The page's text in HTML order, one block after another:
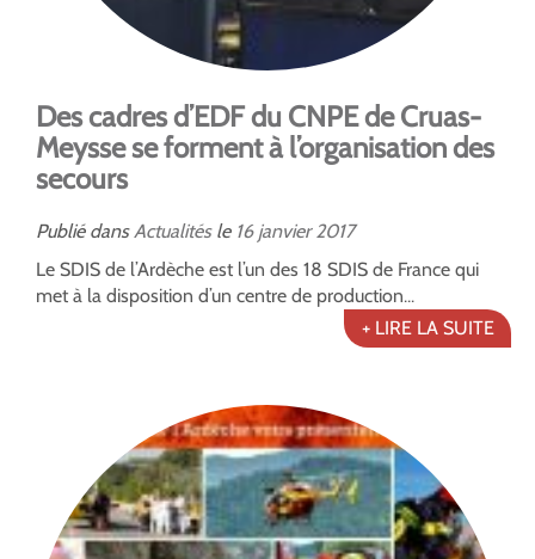
Des cadres d’EDF du CNPE de Cruas-
Meysse se forment à l’organisation des
secours
Publié dans Actualitésle 16 janvier 2017
Le SDIS de l’Ardèche est l’un des 18 SDIS de France qui
met à la disposition d’un centre de production...
+ LIRE LA SUITE